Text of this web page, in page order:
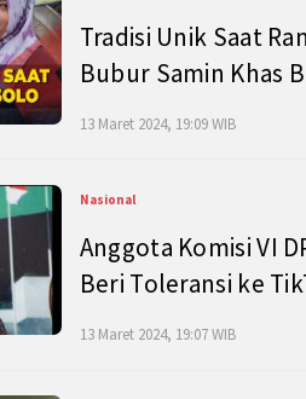
Tradisi Unik Saat
Bubur Samin Khas
13 Maret 2024, 19:09 WIB
Nasional
Anggota Komisi VI
Beri Toleransi ke
13 Maret 2024, 19:07 WIB